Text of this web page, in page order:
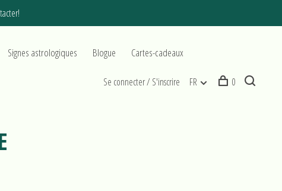
Signes astrologiques Blogue Cartes-cadeaux
Se connecter / S'inscrire FR 0